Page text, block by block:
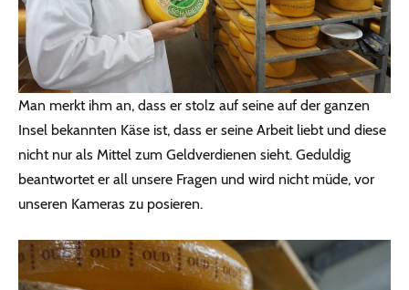
Man merkt ihm an, dass er stolz auf seine auf der ganzen
Insel bekannten Käse ist, dass er seine Arbeit liebt und diese
nicht nur als Mittel zum Geldverdienen sieht. Geduldig
beantwortet er all unsere Fragen und wird nicht müde, vor
unseren Kameras zu posieren.